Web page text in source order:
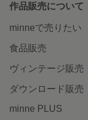
作品販売について
minneで売りたい
食品販売
ヴィンテージ販売
ダウンロード販売
minne PLUS